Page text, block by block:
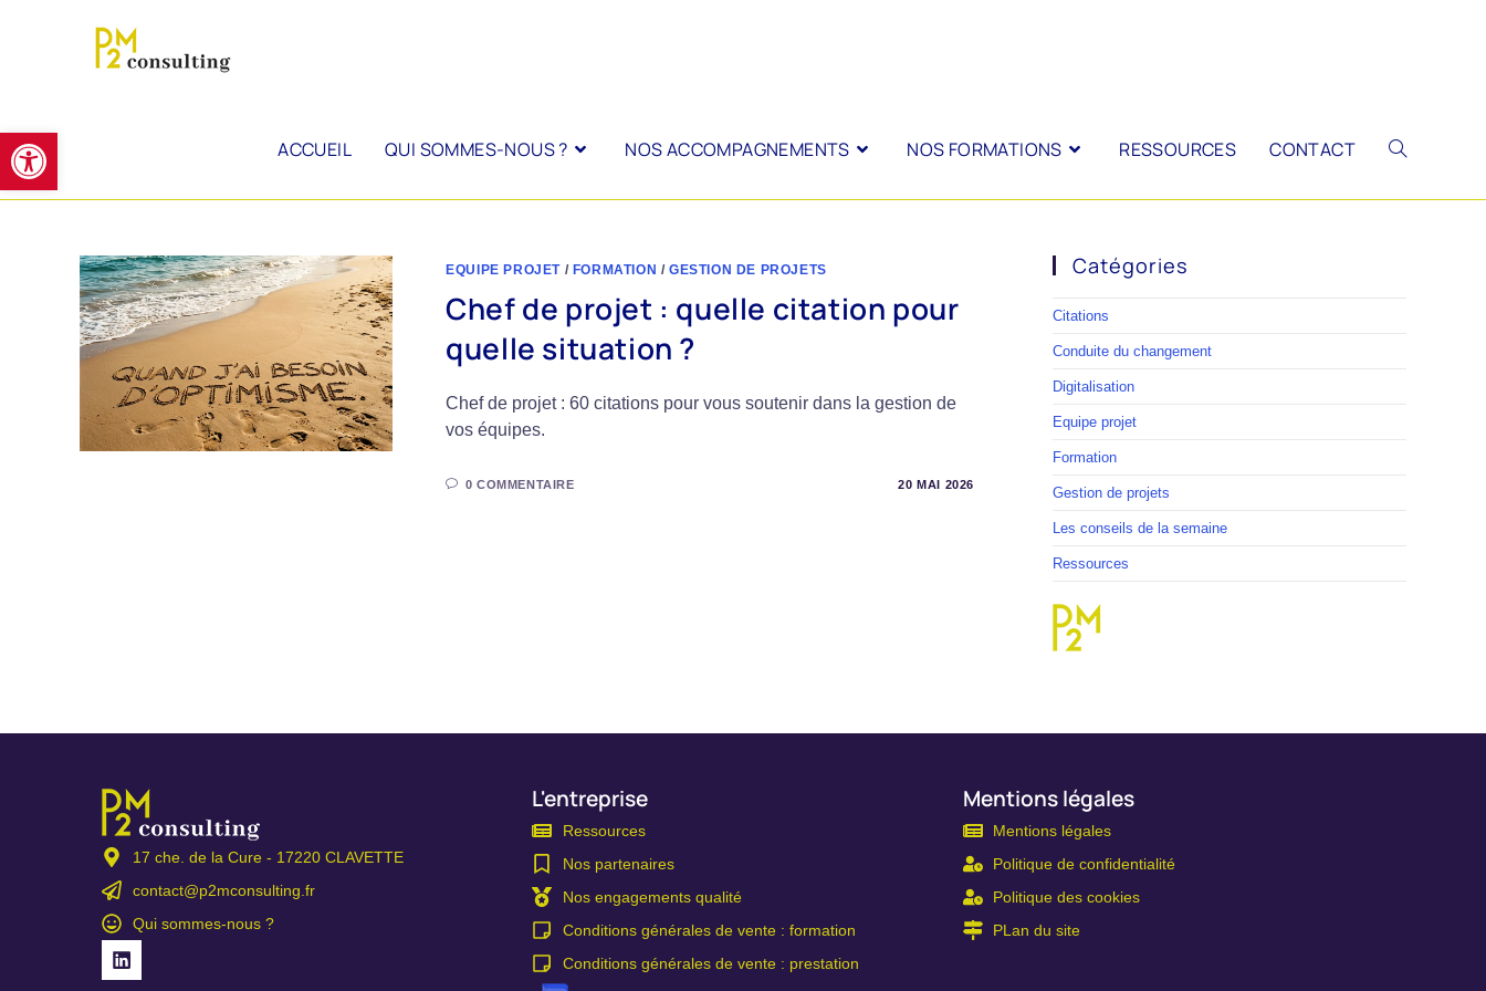
ACCUEIL QUI SOMMES-NOUS ? NOS ACCOMPAGNEMENTS NOS FORMATIONS RESSOURCES CONTACT
EQUIPE PROJET/ FORMATION / GESTION DE PROJETS
Chef de projet : quelle citation pour
quelle situation ?
Chef de projet : 60 citations pour vous soutenir dans la gestion de
vos équipes.
0 COMMENTAIRE 20 MAI 2026
Catégories
Citations
Conduite du changement
Digitalisation
Equipe projet
Formation
Gestion de projets
Les conseils de la semaine
Ressources
17 che. de la Cure - 17220 CLAVETTE
contact@p2mconsulting.fr
Qui sommes-nous ?
L'entreprise
Ressources
Nos partenaires
Nos engagements qualité
Conditions générales de vente : formation
Conditions générales de vente : prestation
Mentions légales
Mentions légales
Politique de confidentialité
Politique des cookies
PLan du site
Ouvrir la barre d’outils